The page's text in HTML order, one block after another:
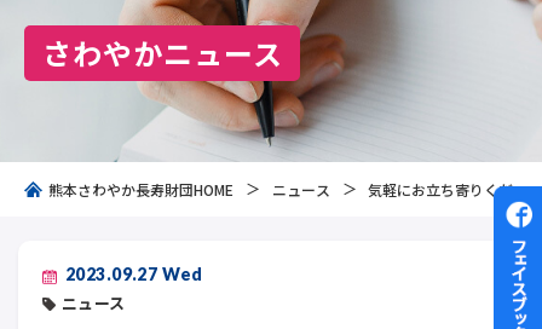
さわやかニュース
熊本さわやか長寿財団HOME ニュース 気軽にお立ち寄りくださ
2023.09.27 Wed
ニュース